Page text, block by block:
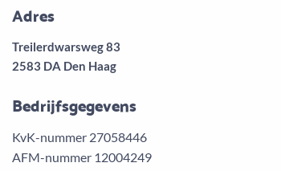
Adres
Treilerdwarsweg 83
2583 DA Den Haag
Bedrijfsgegevens
KvK-nummer 27058446
AFM-nummer 12004249